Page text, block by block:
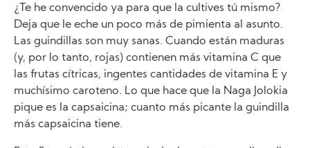
¿Te he convencido ya para que la cultives tú mismo?
Deja que le eche un poco más de pimienta al asunto.
Las guindillas son muy sanas. Cuando están maduras
(y, por lo tanto, rojas) contienen más vitamina C que
las frutas cítricas, ingentes cantidades de vitamina E y
muchísimo caroteno. Lo que hace que la Naga Jolokia
pique es la capsaicina; cuanto más picante la guindilla
más capsaicina tiene.